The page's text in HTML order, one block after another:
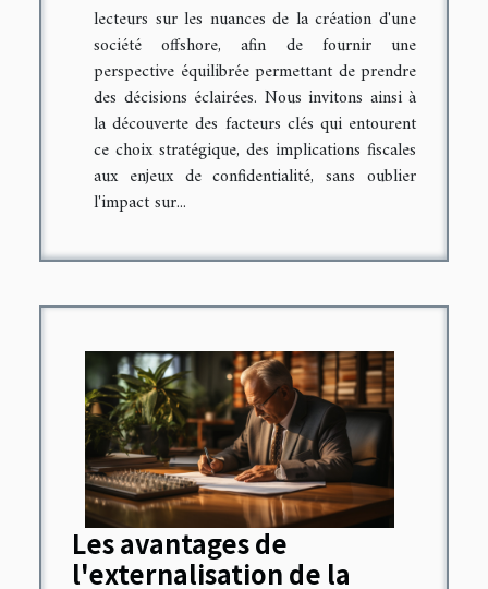
lecteurs sur les nuances de la création d'une
société offshore, afin de fournir une
perspective équilibrée permettant de prendre
des décisions éclairées. Nous invitons ainsi à
la découverte des facteurs clés qui entourent
ce choix stratégique, des implications fiscales
aux enjeux de confidentialité, sans oublier
l'impact sur...
Les avantages de
l'externalisation de la